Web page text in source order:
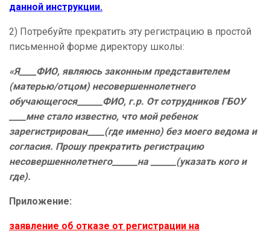
данной инструкции.
2) Потребуйте прекратить эту регистрацию в простой
письменной форме директору школы:
«Я____ФИО, являюсь законным представителем
(матерью/отцом) несовершеннолетнего
обучающегося______ФИО, г.р. От сотрудников ГБОУ
____мне стало известно, что мой ребенок
зарегистрирован____(где именно) без моего ведома и
согласия. Прошу прекратить регистрацию
несовершеннолетнего______на ______(указать кого и
где).
Приложение:
заявление об отказе от регистрации на